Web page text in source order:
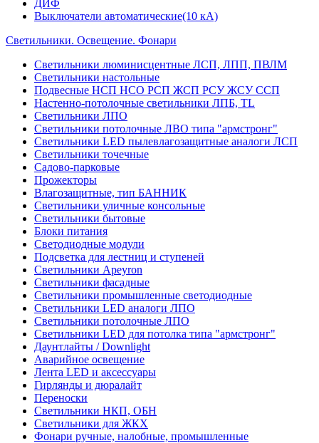
ДИФ
Выключатели автоматические(10 кА)
Светильники. Освещение. Фонари
Светильники люминисцентные ЛСП, ЛПП, ПВЛМ
Светильники настольные
Подвесные НСП НСО РСП ЖСП РСУ ЖСУ ССП
Настенно-потолочные светильники ЛПБ, TL
Светильники ЛПО
Светильники потолочные ЛВО типа "армстронг"
Светильники LED пылевлагозащитные аналоги ЛСП
Светильники точечные
Садово-парковые
Прожекторы
Влагозащитные, тип БАННИК
Светильники уличные консольные
Светильники бытовые
Блоки питания
Светодиодные модули
Подсветка для лестниц и ступеней
Светильники Apeyron
Светильники фасадные
Светильники промышленные светодиодные
Светильники LED аналоги ЛПО
Светильники потолочные ЛПО
Светильники LED для потолка типа "армстронг"
Даунтлайты / Downlight
Аварийное освещение
Лента LED и аксессуары
Гирлянды и дюралайт
Переноски
Светильники НКП, ОБН
Светильники для ЖКХ
Фонари ручные, налобные, промышленные